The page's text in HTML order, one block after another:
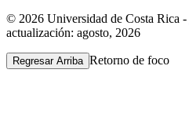
© 2026 Universidad de Costa Rica -
actualización: agosto, 2026
Regresar Arriba Retorno de foco